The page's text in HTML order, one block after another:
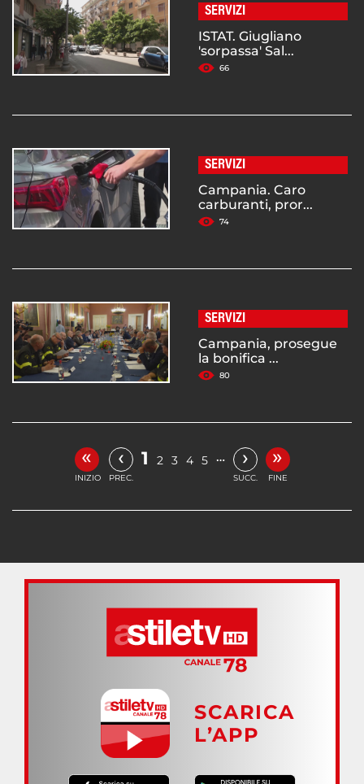
SERVIZI
ISTAT. Giugliano
'sorpassa' Sal...
66
SERVIZI
Campania. Caro
carburanti, pror...
74
SERVIZI
Campania, prosegue
la bonifica ...
80
«
INIZIO
‹
PREC.
1 2 3 4 5 … ›
SUCC.
»
FINE
SCARICA
L’APP